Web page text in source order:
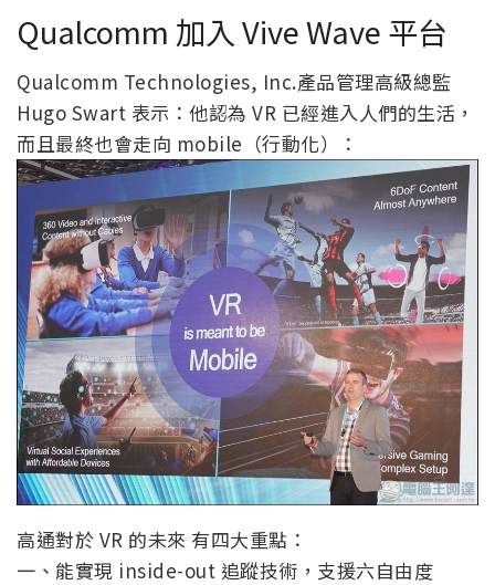
Qualcomm 加入 Vive Wave 平台
Qualcomm Technologies, Inc.產品管理高級總監
Hugo Swart 表示：他認為 VR 已經進入人們的生活，
而且最終也會走向 mobile（行動化）：
高通對於 VR 的未來 有四大重點：
一、能實現 inside-out 追蹤技術，支援六自由度